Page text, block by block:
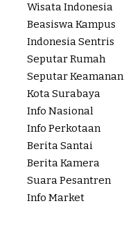
Wisata Indonesia
Beasiswa Kampus
Indonesia Sentris
Seputar Rumah
Seputar Keamanan
Kota Surabaya
Info Nasional
Info Perkotaan
Berita Santai
Berita Kamera
Suara Pesantren
Info Market